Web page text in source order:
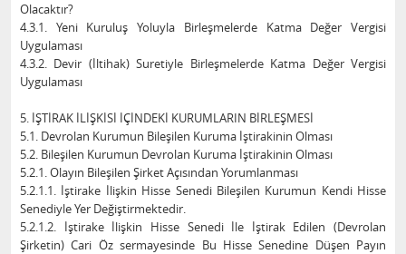
Olacaktır?
4.3.1. Yeni Kuruluş Yoluyla Birleşmelerde Katma Değer Vergisi
Uygulaması
4.3.2. Devir (İltihak) Suretiyle Birleşmelerde Katma Değer Vergisi
Uygulaması
5. İŞTİRAK İLİŞKİSİ İÇİNDEKİ KURUMLARIN BİRLEŞMESİ
5.1. Devrolan Kurumun Bileşilen Kuruma İştirakinin Olması
5.2. Bileşilen Kurumun Devrolan Kuruma İştirakinin Olması
5.2.1. Olayın Bileşilen Şirket Açısından Yorumlanması
5.2.1.1. İştirake İlişkin Hisse Senedi Bileşilen Kurumun Kendi Hisse
Senediyle Yer Değiştirmektedir.
5.2.1.2. İştirake İlişkin Hisse Senedi İle İştirak Edilen (Devrolan
Şirketin) Cari Öz sermayesinde Bu Hisse Senedine Düşen Payın